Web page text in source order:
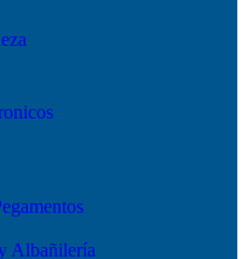
Albañilería